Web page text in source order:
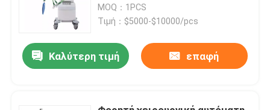
MOQ：1PCS
Τιμή：$5000-$10000/pcs
Καλύτερη τιμή επαφή